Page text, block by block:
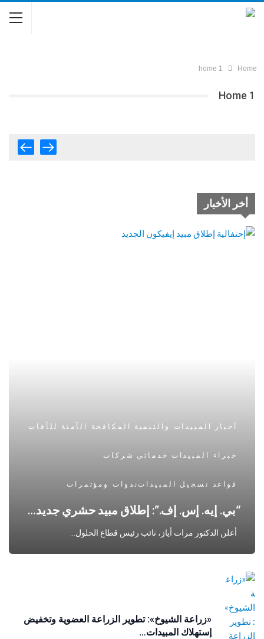
Home
home 1
Home 1
أخر الأخبار
أخبار المبيدات والتنمية المكافحة الآمنة للأفات
خبراء المبيدات خدماتي شركات
قواعد تسجيل المبيداتندوات ومؤتمرات
“بي. إيه. إس. إف.”: إطلاق مبيد حشري جديد…
أعلن الدكتور مرات أياز، نائب رئيس قطاع الحلول…
«زراعة الشيوخ»: تطوير الزراعة العضوية وتخفيض
إستهلاك المبيدات…